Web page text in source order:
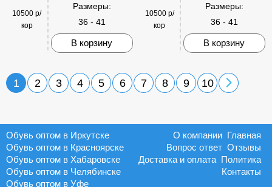
10500 р/
кор
Размеры:
36 - 41
В корзину
10500 р/
кор
Размеры:
36 - 41
В корзину
1 2 3 4 5 6 7 8 9 10
Обувь оптом в Иркутске
Обувь оптом в Красноярске
Обувь оптом в Хабаровске
Обувь оптом в Челябинске
Обувь оптом в Уфе
Главная
О компании
Отзывы
Вопрос ответ
Политика
Доставка и оплата
Контакты